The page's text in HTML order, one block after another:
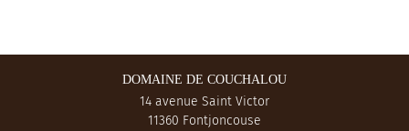
Restez
DOMAINE DE COUCHALOU
14 avenue Saint Victor
11360 Fontjoncouse